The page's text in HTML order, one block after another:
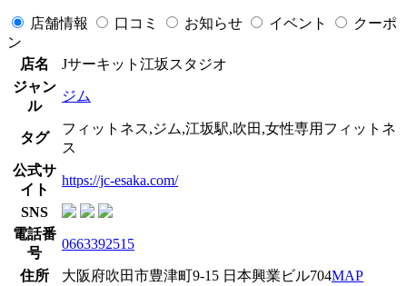
店舗情報 口コミ お知らせ イベント
クーポ
ン
店名
Jサーキット江坂スタジオ
ジャン
ル
ジム
タグ
フィットネス,ジム,江坂駅,吹田,女性専用フィットネ
ス
公式サ
イト
https://jc-esaka.com/
SNS
電話番
号
0663392515
住所 大阪府吹田市豊津町9-15 日本興業ビル704MAP